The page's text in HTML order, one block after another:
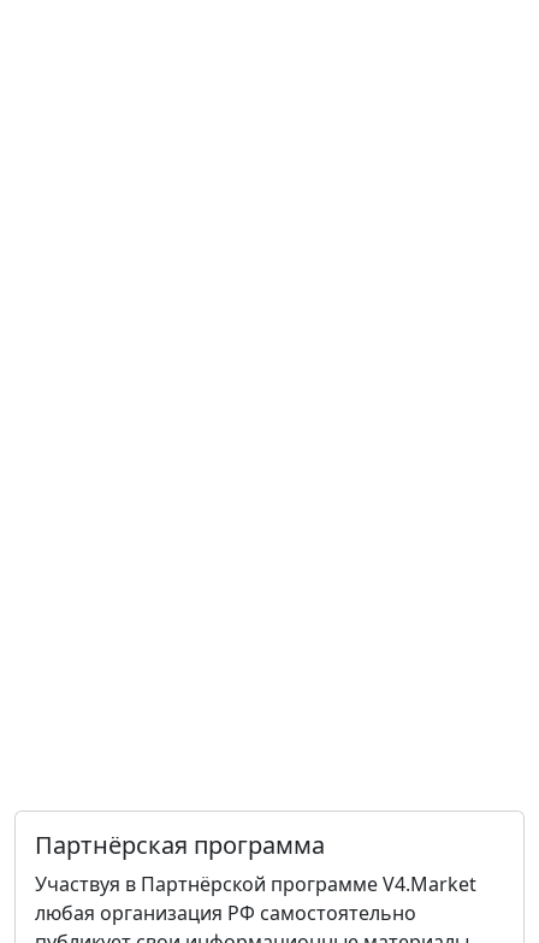
Партнёрская программа
Участвуя в Партнёрской программе V4.Market
любая организация РФ самостоятельно